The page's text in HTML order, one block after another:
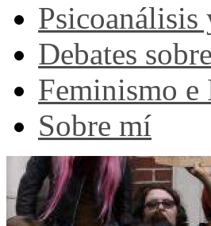
Debates
Feminismo e
Sobre mí